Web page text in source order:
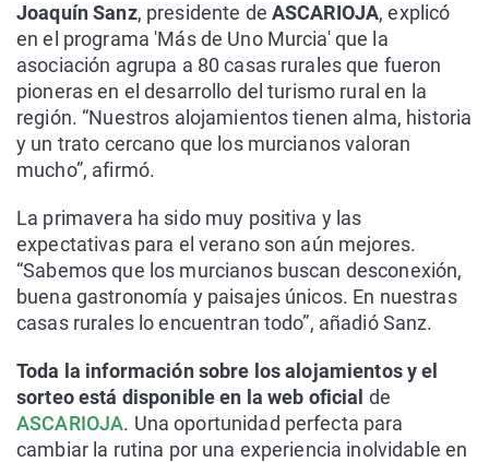
Joaquín Sanz, presidente de ASCARIOJA, explicó
en el programa 'Más de Uno Murcia' que la
asociación agrupa a 80 casas rurales que fueron
pioneras en el desarrollo del turismo rural en la
región. “Nuestros alojamientos tienen alma, historia
y un trato cercano que los murcianos valoran
mucho”, afirmó.
La primavera ha sido muy positiva y las
expectativas para el verano son aún mejores.
“Sabemos que los murcianos buscan desconexión,
buena gastronomía y paisajes únicos. En nuestras
casas rurales lo encuentran todo”, añadió Sanz.
Toda la información sobre los alojamientos y el
sorteo está disponible en la web oficial de
ASCARIOJA. Una oportunidad perfecta para
cambiar la rutina por una experiencia inolvidable en